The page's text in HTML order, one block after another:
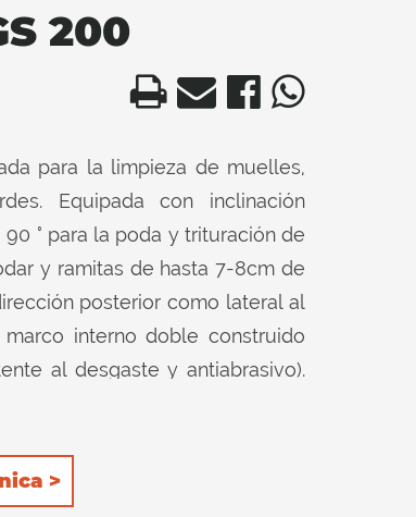
200
para la limpieza de muelles,
Equipada con inclinación
° para la poda y trituración de
y ramitas de hasta 7-8cm de
posterior como lateral al
interno doble construido
al desgaste y antiabrasivo).
1) autolimpiante para permitir
la consiguiente reducción del
más el producto dentro del
>